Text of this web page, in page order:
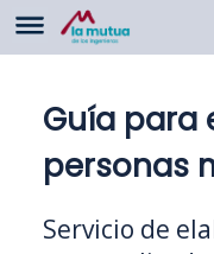
Guía para
personas
Servicio de